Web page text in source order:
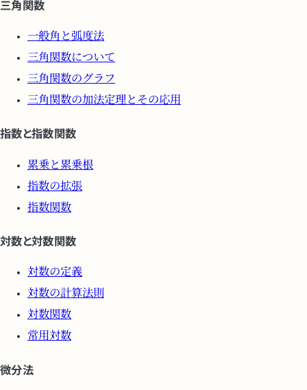
三角関数
一般角と弧度法
三角関数について
三角関数のグラフ
三角関数の加法定理とその応用
指数と指数関数
累乗と累乗根
指数の拡張
指数関数
対数と対数関数
対数の定義
対数の計算法則
対数関数
常用対数
微分法